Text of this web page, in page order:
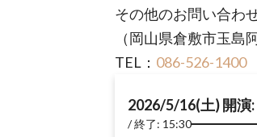
その他のお問い合わ
（岡山県倉敷市玉島
TEL： 086-526-1400
2026/5/16(土) 開演:
終了: 15:30